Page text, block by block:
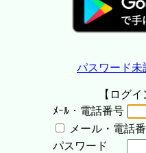
パスワード未
【ログ
ﾒｰﾙ・電話番号
メール・電話
パスワード